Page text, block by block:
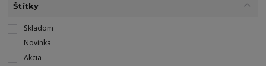
Štítky
Skladom
Novinka
Akcia